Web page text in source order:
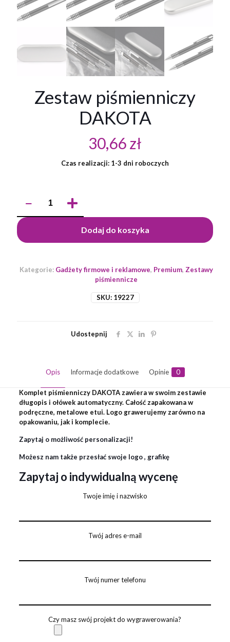
Zestaw piśmienniczy
DAKOTA
30,66zł
Czas realizacji: 1-3 dni roboczych
Zestaw
DAKOTA
Dodaj do koszyka
SKU: 19227
Kategorie: Gadżety firmowe i reklamowe, Premium, Zestawy
piśmiennicze
Udostepnij
Opis Informacje dodatkowe Opinie 0
Komplet piśmienniczy DAKOTA zawiera w swoim zestawie
długopis i ołówek automatyczny. Całość zapakowana w
podręczne, metalowe etui. Logo grawerujemy zarówno na
opakowaniu, jak i komplecie.
Zapytaj o możliwość personalizacji!
Możesz nam także przesłać swoje logo , grafikę
Zapytaj o indywidualną wycenę
Twoje imię i nazwisko
Twój adres e-mail
Twój numer telefonu
Czy masz swój projekt do wygrawerowania?